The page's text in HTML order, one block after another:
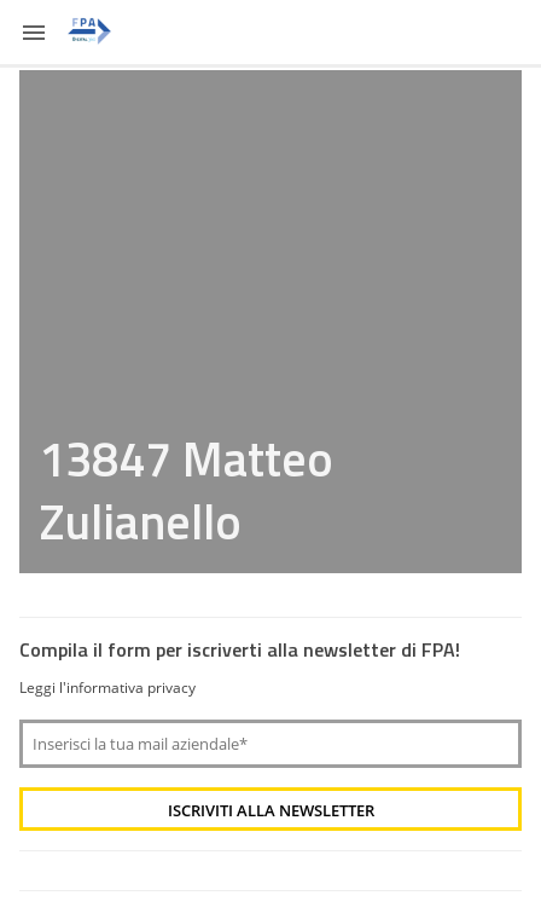
13847 Matteo
Zulianello
Compila il form per iscriverti alla newsletter di FPA!
Leggi l'informativa privacy